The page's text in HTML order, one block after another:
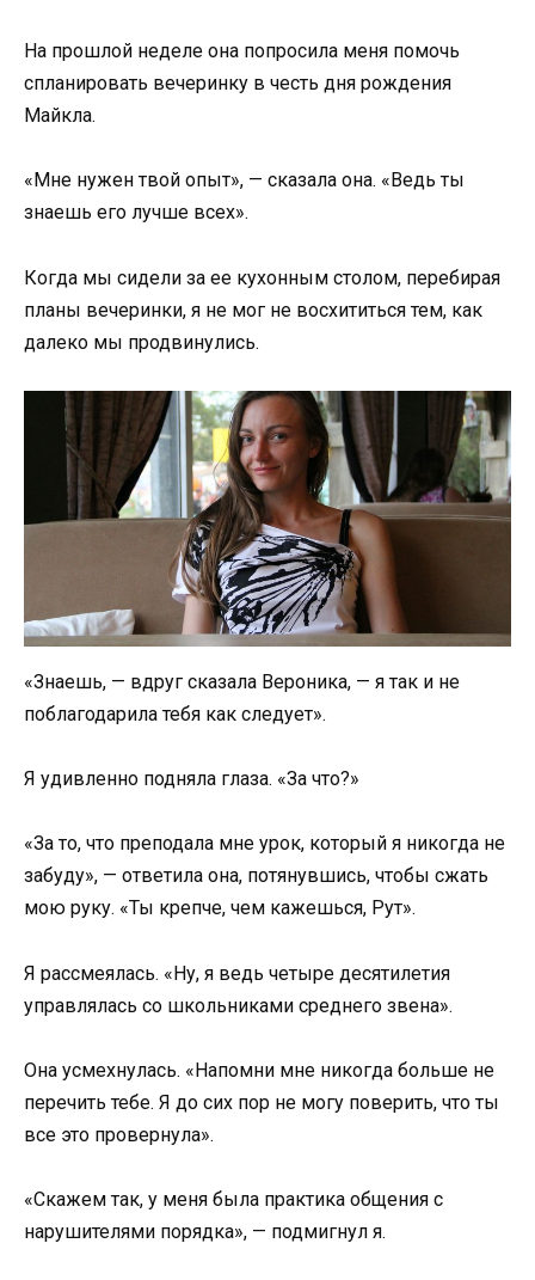
На прошлой неделе она попросила меня помочь
спланировать вечеринку в честь дня рождения
Майкла.
«Мне нужен твой опыт», — сказала она. «Ведь ты
знаешь его лучше всех».
Когда мы сидели за ее кухонным столом, перебирая
планы вечеринки, я не мог не восхититься тем, как
далеко мы продвинулись.
«Знаешь, — вдруг сказала Вероника, — я так и не
поблагодарила тебя как следует».
Я удивленно подняла глаза. «За что?»
«За то, что преподала мне урок, который я никогда не
забуду», — ответила она, потянувшись, чтобы сжать
мою руку. «Ты крепче, чем кажешься, Рут».
Я рассмеялась. «Ну, я ведь четыре десятилетия
управлялась со школьниками среднего звена».
Она усмехнулась. «Напомни мне никогда больше не
перечить тебе. Я до сих пор не могу поверить, что ты
все это провернула».
«Скажем так, у меня была практика общения с
нарушителями порядка», — подмигнул я.